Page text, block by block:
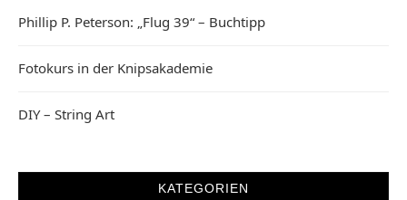
Phillip P. Peterson: „Flug 39“ – Buchtipp
Fotokurs in der Knipsakademie
DIY – String Art
KATEGORIEN